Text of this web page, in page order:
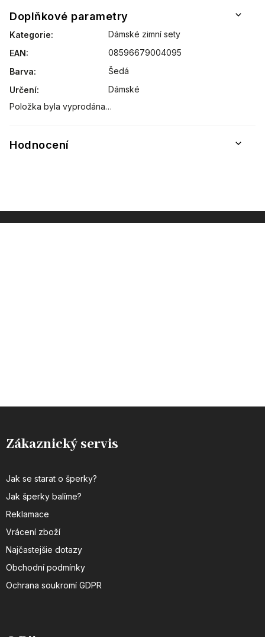
Doplňkové parametry
Kategorie:
Dámské zimní sety
EAN:
08596679004095
Barva:
Šedá
Určení:
Dámské
Položka byla vyprodána…
Hodnocení
Zákaznický servis
Jak se starat o šperky?
Jak šperky balíme?
Reklamace
Vrácení zboží
Najčastejšie dotazy
Obchodní podmínky
Ochrana soukromí GDPR